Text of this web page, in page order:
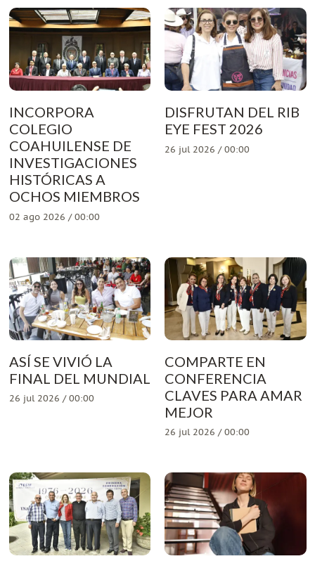
INCORPORA
COLEGIO
COAHUILENSE DE
INVESTIGACIONES
HISTÓRICAS A
OCHOS MIEMBROS
02 ago 2026 / 00:00
DISFRUTAN DEL RIB
EYE FEST 2026
26 jul 2026 / 00:00
ASÍ SE VIVIÓ LA
FINAL DEL MUNDIAL
26 jul 2026 / 00:00
COMPARTE EN
CONFERENCIA
CLAVES PARA AMAR
MEJOR
26 jul 2026 / 00:00